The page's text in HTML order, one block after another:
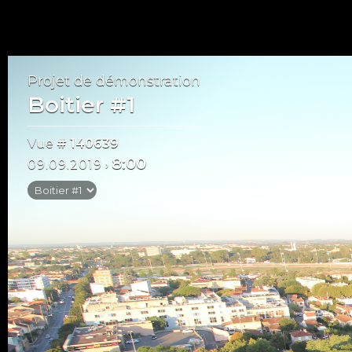
Projet de démonstration
Boitier #1
Vue # 140639
09.09.2019 › 8:00